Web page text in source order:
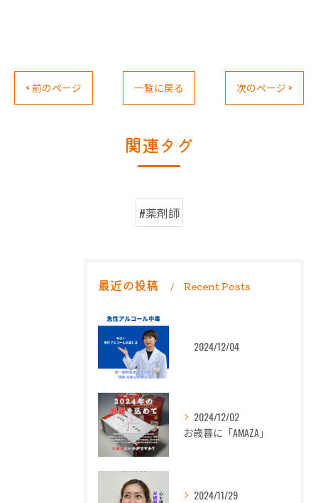
< 前のページ 一覧に戻る 次のページ >
関連タグ
#薬剤師
最近の投稿 Recent Posts
2024/12/04
2024/12/02
お歳暮に「AMAZA」
2024/11/29